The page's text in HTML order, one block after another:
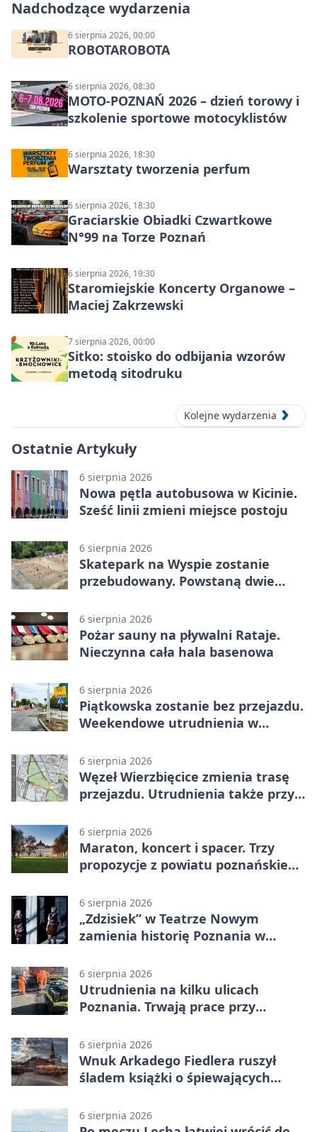
Nadchodzące wydarzenia
6 sierpnia 2026, 00:00
ROBOTAROBOTA
6 sierpnia 2026, 08:30
MOTO-POZNAŃ 2026 – dzień torowy i
szkolenie sportowe motocyklistów
6 sierpnia 2026, 18:30
Warsztaty tworzenia perfum
6 sierpnia 2026, 18:30
Graciarskie Obiadki Czwartkowe
N°99 na Torze Poznań
6 sierpnia 2026, 19:30
Staromiejskie Koncerty Organowe –
Maciej Zakrzewski
7 sierpnia 2026, 00:00
Sitko: stoisko do odbijania wzorów
metodą sitodruku
Kolejne wydarzenia
Ostatnie Artykuły
6 sierpnia 2026
Nowa pętla autobusowa w Kicinie.
Sześć linii zmieni miejsce postoju
6 sierpnia 2026
Skatepark na Wyspie zostanie
przebudowany. Powstaną dwie
6 sierpnia 2026
Pożar sauny na pływalni Rataje.
Nieczynna cała hala basenowa
6 sierpnia 2026
Piątkowska zostanie bez przejazdu.
Weekendowe utrudnienia w
6 sierpnia 2026
Węzeł Wierzbięcice zmienia trasę
przejazdu. Utrudnienia także przy
6 sierpnia 2026
Maraton, koncert i spacer. Trzy
propozycje z powiatu poznańskiego
6 sierpnia 2026
„Zdzisiek” w Teatrze Nowym
zamienia historię Poznania w
6 sierpnia 2026
Utrudnienia na kilku ulicach
Poznania. Trwają prace przy
6 sierpnia 2026
Wnuk Arkadego Fiedlera ruszył
śladem książki o śpiewających
6 sierpnia 2026